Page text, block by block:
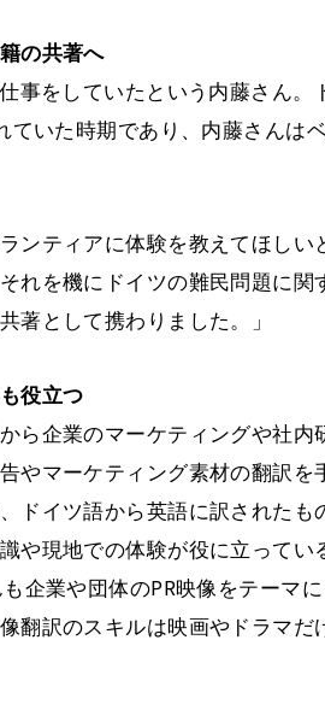
の共著へ
事をしていたという内藤さん。
いた時期であり、内藤さんは
ンティアに体験を教えてほし
れを機にドイツの難民問題に関
著として携わりました。」
役立つ
ら企業のマーケティングや社内
やマーケティング素材の翻訳を
ドイツ語から英語に訳されたも
や現地での体験が役に立ってい
企業や団体のPR映像をテーマ
翻訳のスキルは映画やドラマだ